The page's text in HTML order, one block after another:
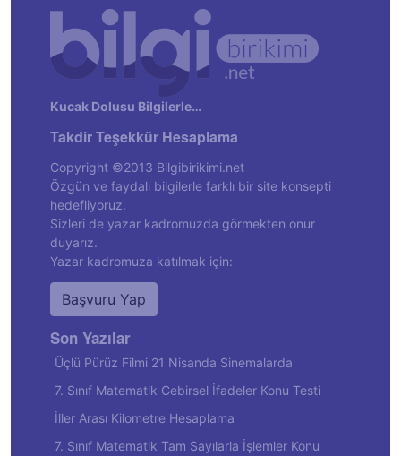
Kucak Dolusu Bilgilerle…
Takdir Teşekkür Hesaplama
Copyright ©2013 Bilgibirikimi.net
Özgün ve faydalı bilgilerle farklı bir site konsepti
hedefliyoruz.
Sizleri de yazar kadromuzda görmekten onur
duyarız.
Yazar kadromuza katılmak için:
Başvuru Yap
Son Yazılar
Üçlü Pürüz Filmi 21 Nisanda Sinemalarda
7. Sınıf Matematik Cebirsel İfadeler Konu Testi
İller Arası Kilometre Hesaplama
7. Sınıf Matematik Tam Sayılarla İşlemler Konu